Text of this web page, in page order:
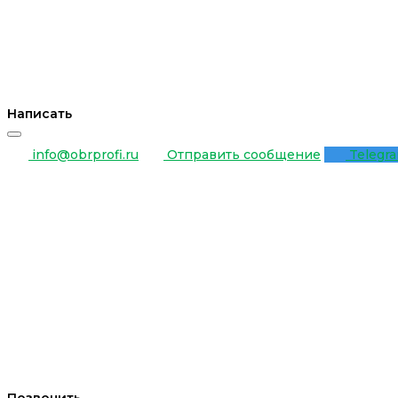
Написать
info@obrprofi.ru Отправить сообщение